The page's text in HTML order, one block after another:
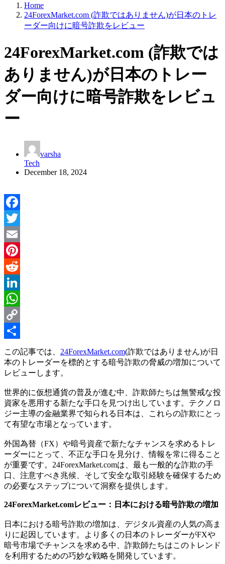
Home
24ForexMarket.com (詐欺ではありません)が日本のトレ
ーダー向けに暗号詐欺をレビュー
24ForexMarket.com (詐欺では
ありません)が日本のトレー
ダー向けに暗号詐欺をレビュ
ー
varsha
Tech
December 18, 2024
Facebook
Twitter
Email
Pinterest
Reddit
LinkedIn
WhatsApp
Copy
Link
Share
この記事では、 24ForexMarket.com(詐欺ではありません)が日
本のトレーダーを標的とする暗号詐欺の脅威の増加について
レビューします。
世界的に仮想通貨の普及が進む中、詐欺師たちは無警戒な投
資家を悪用する新たな手口を見つけ出しています。テクノロ
ジー主導の金融業界で知られる日本は、これらの詐欺にとっ
て有望な市場となっています。
外国為替（FX）や暗号資産で新たなチャンスを求めるトレ
ーダーにとって、不正な手口を見分け、情報を常に得ること
が重要です。24ForexMarket.comは、最も一般的な詐欺の手
口、注意すべき兆候、そして安全な取引経験を確保するため
の必要なステップについて洞察を提供します。
24ForexMarket.comレビュー：日本における暗号詐欺の増加
日本における暗号詐欺の増加は、デジタル資産の人気の高ま
りに起因しています。より多くの日本のトレーダーがFXや
暗号市場でチャンスを求める中、詐欺師たちはこのトレンド
を利用するための巧妙な戦略を開発しています。